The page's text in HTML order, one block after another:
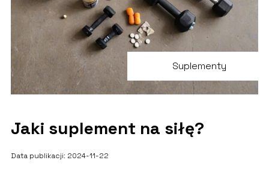
Suplementy
Jaki suplement na siłę?
Data publikacji: 2024-11-22